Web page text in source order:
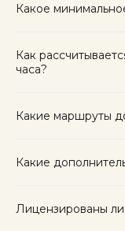
Какое
Как
часа?
Какие маршруты
Какие
Лицензированы